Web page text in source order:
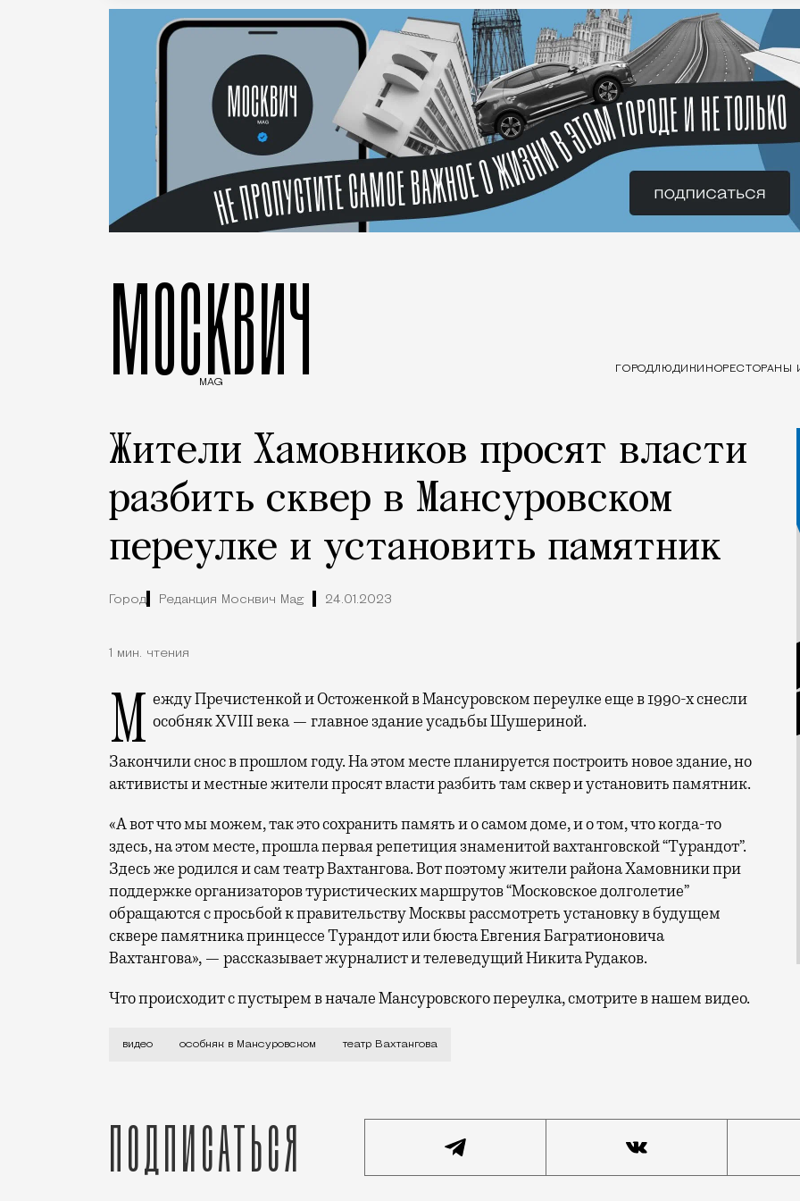
МОСКВИЧ
MAG
ГОРОДЛЮДИ КИНОРЕСТОРАНЫ
Жители Хамовников просят власти
разбить сквер в Мансуровском
переулке и установить памятник
Город Редакция Москвич Mag 24.01.2023
1 мин. чтения
Между Пречистенкой и Остоженкой в Мансуровском переулке еще в 1990-х снесли особняк XVIII века — главное здание усадьбы Шушериной.
Закончили снос в прошлом году. На этом месте планируется построить новое здание, но
активисты и местные жители просят власти разбить там сквер и установить памятник.
«А вот что мы можем, так это сохранить память и о самом доме, и о том, что когда-то
здесь, на этом месте, прошла первая репетиция знаменитой вахтанговской “Турандот”.
Здесь же родился и сам театр Вахтангова. Вот поэтому жители района Хамовники при
поддержке организаторов туристических маршрутов “Московское долголетие”
обращаются с просьбой к правительству Москвы рассмотреть установку в будущем
сквере памятника принцессе Турандот или бюста Евгения Багратионовича
Вахтангова», — рассказывает журналист и телеведущий Никита Рудаков.
Что происходит с пустырем в начале Мансуровского переулка, смотрите в нашем видео.
Между Пречистенкой и Остоженкой в Мансуровском переулке еще в 1990-х снесли особняк
видео особняк в Мансуровском театр Вахтангова
Подписаться